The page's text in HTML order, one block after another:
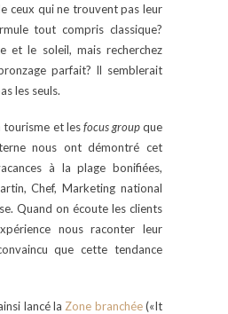
ceux qui ne trouvent pas leur
tout compris classique?
et le soleil, mais recherchez
parfait? Il semblerait
les seuls.
tourisme et lesfocus groupque
nous ont démontré cet
à la plage bonifiées,
Chef, Marketing national
Quand on écoute les clients
nous raconter leur
que cette tendance
lancé la Zone branchée(«It